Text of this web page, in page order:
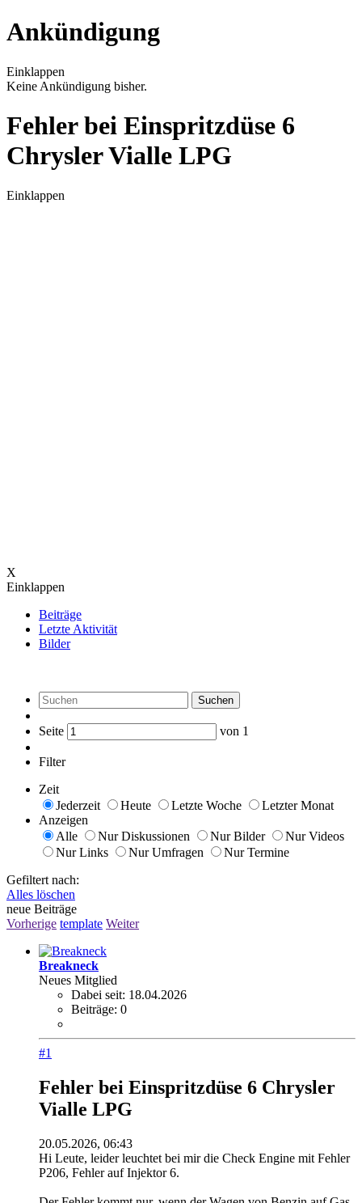
Ankündigung
Einklappen
Keine Ankündigung bisher.
Fehler bei Einspritzdüse 6
Chrysler Vialle LPG
Einklappen
X
Einklappen
Beiträge
Letzte Aktivität
Bilder
Suchen
Seite von 1
Filter
Zeit
Jederzeit
Heute Letzte Woche
Letzter Monat
Anzeigen
Alle
Nur Diskussionen Nur Bilder
Nur Videos
Nur Links
Nur Umfragen
Nur Termine
Gefiltert nach:
Alles löschen
neue Beiträge
Vorherige template Weiter
Breakneck
Neues Mitglied
Dabei seit: 18.04.2026
Beiträge: 0
#1
Fehler bei Einspritzdüse 6 Chrysler
Vialle LPG
20.05.2026, 06:43
Hi Leute, leider leuchtet bei mir die Check Engine mit Fehler
P206, Fehler auf Injektor 6.